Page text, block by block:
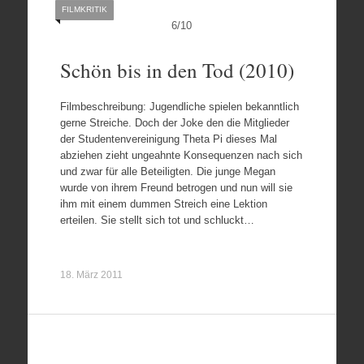
6/10
FILMKRITIK
Schön bis in den Tod (2010)
Filmbeschreibung: Jugendliche spielen bekanntlich
gerne Streiche. Doch der Joke den die Mitglieder
der Studentenvereinigung Theta Pi dieses Mal
abziehen zieht ungeahnte Konsequenzen nach sich
und zwar für alle Beteiligten. Die junge Megan
wurde von ihrem Freund betrogen und nun will sie
ihm mit einem dummen Streich eine Lektion
erteilen. Sie stellt sich tot und schluckt…
18. März 2011